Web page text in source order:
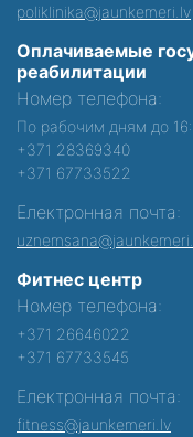
poliklinika@jaunkemeri.lv
Оплачиваемые
реабилитации
Номер телефона:
По рабочим дням до
+371 28369340
+371 67733522
Електронная почта:
Фитнес центр
Номер телефона:
+371 26646022
+371 67733545
Електронная почта:
fitness@jaunkemeri.lv